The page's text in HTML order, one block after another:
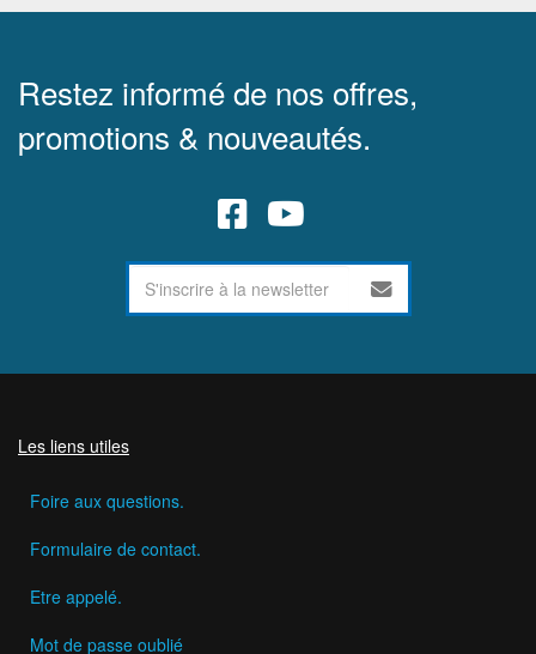
Restez informé de nos offres,
promotions & nouveautés.
Les liens utiles
Foire aux questions.
Formulaire de contact.
Etre appelé.
Mot de passe oublié